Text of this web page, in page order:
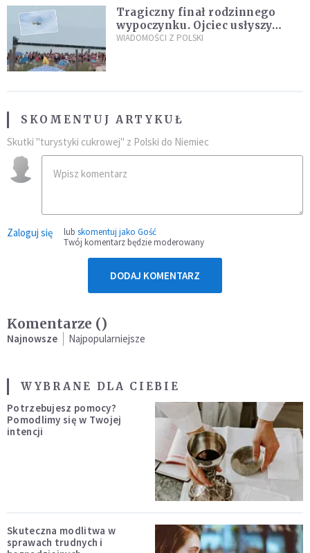
Tragiczny finał rodzinnego
wypoczynku. Ojciec usłyszy
zarzuty
WIADOMOŚCI Z POLSKI
SKOMENTUJ ARTYKUŁ
Skutki "turystyki cukrowej" z Polski do Niemiec
Zaloguj się lub skomentuj jako Gość
Twój komentarz będzie moderowany
DODAJ KOMENTARZ
Komentarze ()
Najnowsze Najpopularniejsze
WYBRANE DLA CIEBIE
Potrzebujesz pomocy?
Pomodlimy się w Twojej
intencji
Skuteczna modlitwa w
sprawach trudnych i